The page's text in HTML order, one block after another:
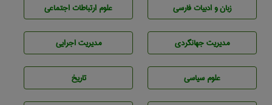
زبان و ادبيات فارسی علوم ارتباطات اجتماعی
مديريت جهانگردی مديريت اجرايی
علوم سياسی تاريخ